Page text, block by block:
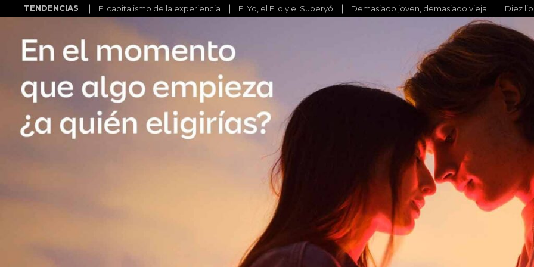
TENDENCIAS El capitalismo de la experiencia El Yo, el Ello y el Superyó Demasiado joven, demasiado vieja Diez